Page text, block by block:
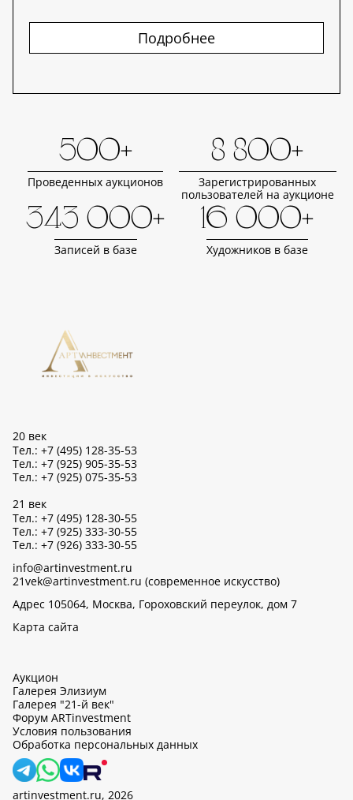
Подробнее
500+
Проведенных аукционов
8 800+
Зарегистрированных
пользователей на аукционе
343 000+
Записей в базе
16 000+
Художников в базе
20 век
Тел.: +7 (495) 128-35-53
Тел.: +7 (925) 905-35-53
Тел.: +7 (925) 075-35-53
21 век
Тел.: +7 (495) 128-30-55
Тел.: +7 (925) 333-30-55
Тел.: +7 (926) 333-30-55
info@artinvestment.ru
21vek@artinvestment.ru (современное искусство)
Адрес 105064, Москва, Гороховский переулок, дом 7
Карта сайта
Аукцион
Галерея Элизиум
Галерея "21-й век"
Форум ARTinvestment
Условия пользования
Обработка персональных данных
artinvestment.ru, 2026